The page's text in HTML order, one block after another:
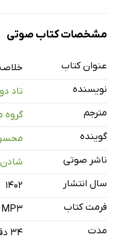
نمونه
بخش اول
بخش دوم
بخش سوم
بخش چهارم
بخش پنجم
مشخصات کتاب صوتی
عنوان کتاب
نویسنده
تاد
مترجم
گروه
گوینده
محسن
ناشر صوتی
سال انتشار
۱۴۰۲
فرمت کتاب
MP3
مدت
۳۴ دقیقه